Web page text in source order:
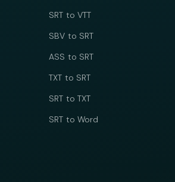
SRT to VTT
SBV to SRT
ASS to SRT
TXT to SRT
SRT to TXT
SRT to Word